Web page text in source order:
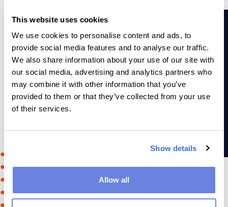
This website uses cookies
We use cookies to personalise content and ads, to
provide social media features and to analyse our traffic.
We also share information about your use of our site with
our social media, advertising and analytics partners who
may combine it with other information that you’ve
provided to them or that they’ve collected from your use
of their services.
Show details
Allow all
WARUM BRAINTAINMENT
Warum wir?
dazu ein, weiter zu spielen und sich zu verbessern!